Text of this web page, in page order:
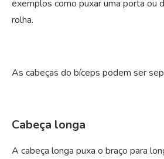
exemplos como puxar uma porta ou
rolha.
As cabeças do bíceps podem ser
Cabeça longa
A cabeça longa puxa o braço para